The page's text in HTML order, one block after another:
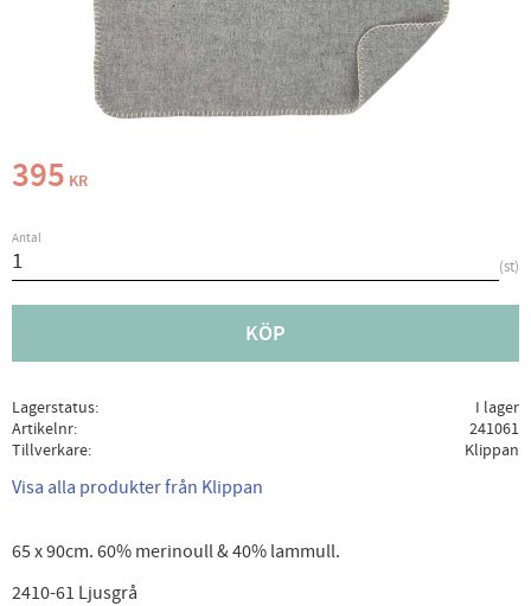
395 KR
Antal
st
KÖP
Lagerstatus
I lager
Artikelnr
241061
Tillverkare
Klippan
Visa alla produkter från Klippan
65 x 90cm. 60% merinoull & 40% lammull.
2410-61 Ljusgrå